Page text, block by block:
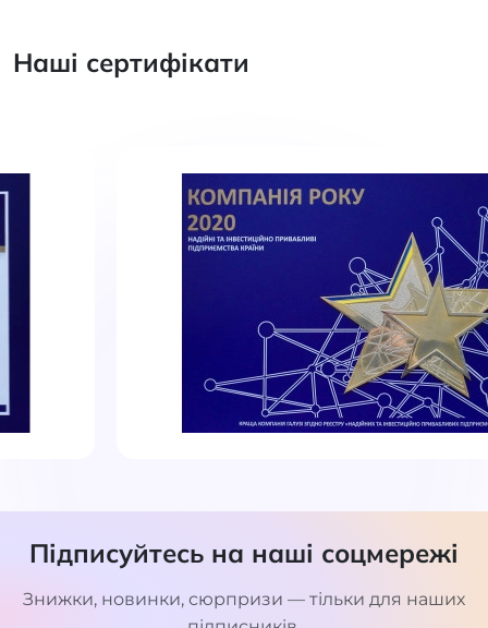
Наші сертифікати
Підписуйтесь на наші соцмережі
Знижки, новинки, сюрпризи — тільки для наших